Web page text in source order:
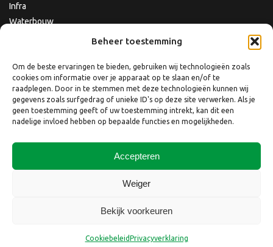
Beheer toestemming
Om de beste ervaringen te bieden, gebruiken wij technologieën zoals
cookies om informatie over je apparaat op te slaan en/of te
raadplegen. Door in te stemmen met deze technologieën kunnen wij
gegevens zoals surfgedrag of unieke ID's op deze site verwerken. Als je
geen toestemming geeft of uw toestemming intrekt, kan dit een
nadelige invloed hebben op bepaalde functies en mogelijkheden.
Accepteren
Weiger
Bekijk voorkeuren
CookiebeleidPrivacyverklaring
Infra
Waterbouw
Copyright © 2026 Nebest B.V.
Privacyverklaring
Cookiebeleid
Klacht indienen